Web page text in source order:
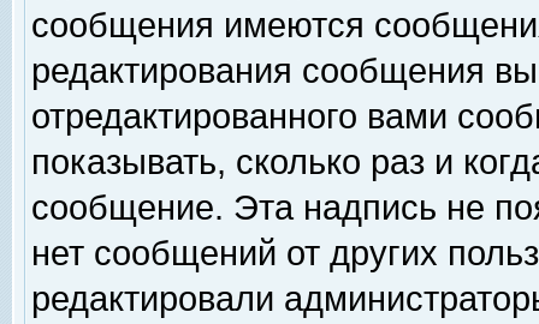
сообщения имеются
редактирования сообщения
отредактированного вами
показывать, сколько раз и
сообщение. Эта надпись не
нет сообщений от других
редактировали